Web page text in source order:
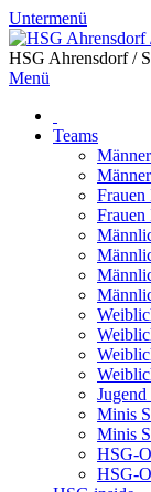
Untermenü
HSG Ahrensdorf /
Menü
Teams
Frauen
Frauen
Minis
Minis
HSG-
HSG-